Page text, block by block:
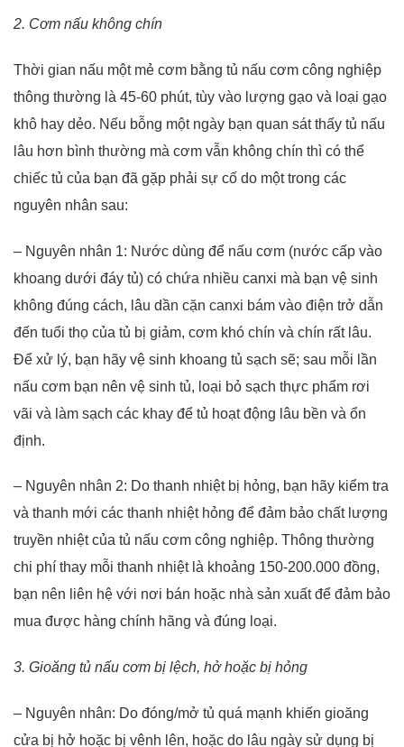
2. Cơm nấu không chín
Thời gian nấu một mẻ cơm bằng tủ nấu cơm công nghiệp
thông thường là 45-60 phút, tùy vào lượng gạo và loại gạo
khô hay dẻo. Nếu bỗng một ngày bạn quan sát thấy tủ nấu
lâu hơn bình thường mà cơm vẫn không chín thì có thể
chiếc tủ của bạn đã gặp phải sự cố do một trong các
nguyên nhân sau:
– Nguyên nhân 1: Nước dùng để nấu cơm (nước cấp vào
khoang dưới đáy tủ) có chứa nhiều canxi mà bạn vệ sinh
không đúng cách, lâu dần cặn canxi bám vào điện trở dẫn
đến tuổi thọ của tủ bị giảm, cơm khó chín và chín rất lâu.
Để xử lý, bạn hãy vệ sinh khoang tủ sạch sẽ; sau mỗi lần
nấu cơm bạn nên vệ sinh tủ, loại bỏ sạch thực phẩm rơi
vãi và làm sạch các khay để tủ hoạt động lâu bền và ổn
định.
– Nguyên nhân 2: Do thanh nhiệt bị hỏng, bạn hãy kiểm tra
và thanh mới các thanh nhiệt hỏng để đảm bảo chất lượng
truyền nhiệt của tủ nấu cơm công nghiệp. Thông thường
chi phí thay mỗi thanh nhiệt là khoảng 150-200.000 đồng,
bạn nên liên hệ với nơi bán hoặc nhà sản xuất để đảm bảo
mua được hàng chính hãng và đúng loại.
3. Gioăng tủ nấu cơm bị lệch, hở hoặc bị hỏng
– Nguyên nhân: Do đóng/mở tủ quá mạnh khiến gioăng
cửa bị hở hoặc bị vênh lên, hoặc do lâu ngày sử dụng bị